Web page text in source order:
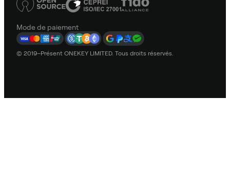
Mode de paiement
© 2019–Présent ONEKEY LIMITED. Tous droits réservés.